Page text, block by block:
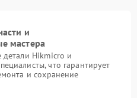
и
мастера
детали Hikmicro и
что гарантирует
и сохранение